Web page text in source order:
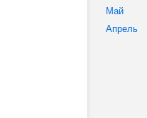
Май
Апрель